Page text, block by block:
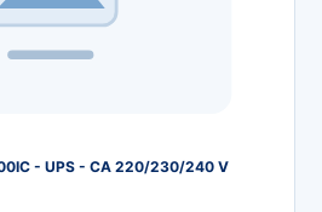
- UPS - CA 220/230/240 V